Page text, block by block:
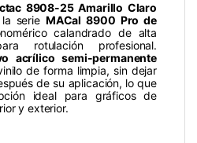
8908-25 Amarillo Claro
serie MACal 8900 Pro de
calandrado de alta
rotulación profesional.
acrílico semi-permanente
de forma limpia, sin dejar
de su aplicación, lo que
ideal para gráficos de
y exterior.